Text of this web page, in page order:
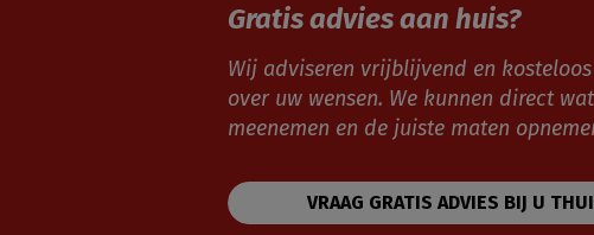
Gratis advies aan huis?
Wij adviseren vrijblijvend en
over uw wensen. We kunnen direct
meenemen en de juiste maten
VRAAG GRATIS ADVIES BIJ U